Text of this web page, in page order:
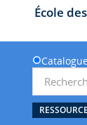
École
Catalogue